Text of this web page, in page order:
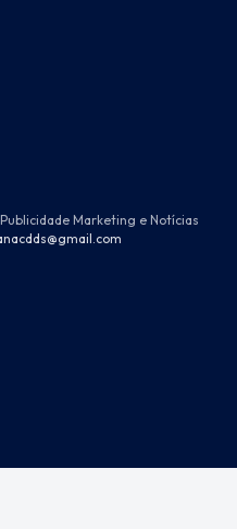
Marketing e Notícias